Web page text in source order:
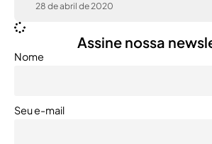
28 de abril de 2020
Assine nossa
Nome
Seu e-mail